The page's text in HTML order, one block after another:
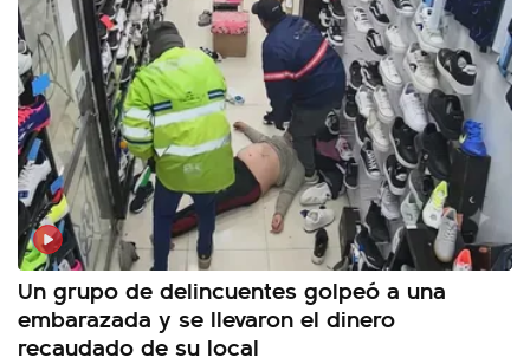
Un grupo de delincuentes golpeó a una
embarazada y se llevaron el dinero
recaudado de su local